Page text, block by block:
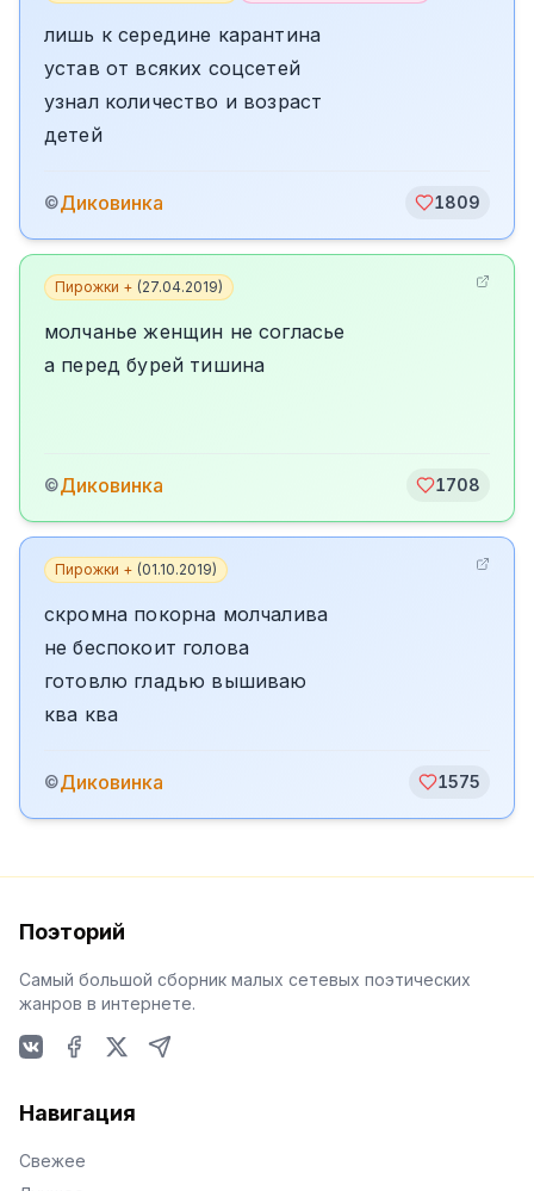
лишь к середине карантина
устав от всяких соцсетей
узнал количество и возраст
детей
©Диковинка 1809
Пирожки + (27.04.2019)
молчанье женщин не согласье
а перед бурей тишина
©Диковинка 1708
Пирожки + (01.10.2019)
скромна покорна молчалива
не беспокоит голова
готовлю гладью вышиваю
ква ква
©Диковинка 1575
Поэторий
Самый большой сборник малых сетевых поэтических
жанров в интернете.
Навигация
Свежее